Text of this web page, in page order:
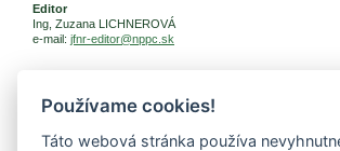
Editor
Ing, Zuzana LICHNEROVÁ
e-mail: jfnr-editor@nppc.sk
Web:http://www.vup.sk
Authors are responsible for article correctness.
Používame cookies!
Táto webová stránka používa